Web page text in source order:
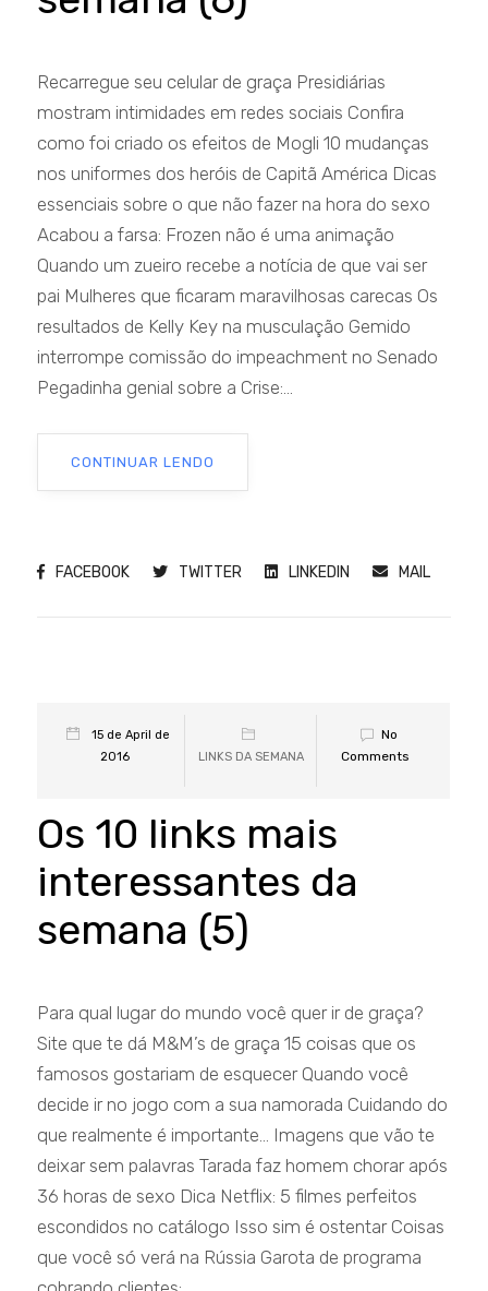
Recarregue seu celular de graça Presidiárias
mostram intimidades em redes sociais Confira
como foi criado os efeitos de Mogli 10 mudanças
nos uniformes dos heróis de Capitã América Dicas
essenciais sobre o que não fazer na hora do sexo
Acabou a farsa: Frozen não é uma animação
Quando um zueiro recebe a notícia de que vai ser
pai Mulheres que ficaram maravilhosas carecas Os
resultados de Kelly Key na musculação Gemido
interrompe comissão do impeachment no Senado
Pegadinha genial sobre a Crise:...
CONTINUAR LENDO
FACEBOOK TWITTER LINKEDIN MAIL
15 de April de
2016
LINKS DA SEMANA
No
Comments
Os 10 links mais
interessantes da
semana (5)
Para qual lugar do mundo você quer ir de graça?
Site que te dá M&M’s de graça 15 coisas que os
famosos gostariam de esquecer Quando você
decide ir no jogo com a sua namorada Cuidando do
que realmente é importante… Imagens que vão te
deixar sem palavras Tarada faz homem chorar após
36 horas de sexo Dica Netflix: 5 filmes perfeitos
escondidos no catálogo Isso sim é ostentar Coisas
que você só verá na Rússia Garota de programa